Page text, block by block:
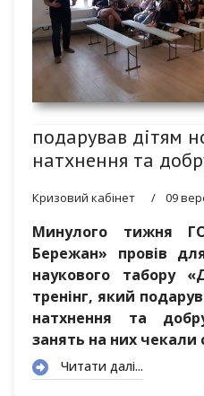
подарував дітям
натхнення та
Кризовий кабінет 09
Минулого тижня
Бережан» провів
наукового табору
тренінг, який
натхнення та
занять на них чекали
Читати далі...